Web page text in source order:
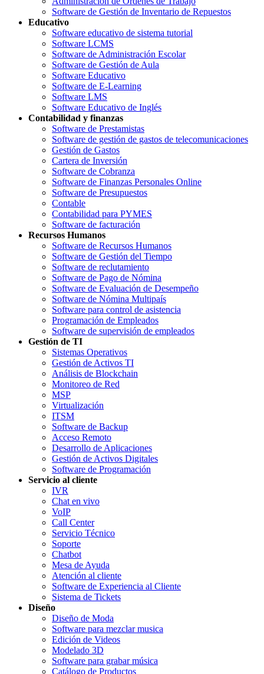
Software de Gestión de Inventario de Repuestos
Educativo
Software educativo de sistema tutorial
Software LCMS
Software de Administración Escolar
Software de Gestión de Aula
Software Educativo
Software de E-Learning
Software LMS
Software Educativo de Inglés
Contabilidad y finanzas
Software de Prestamistas
Software de gestión de gastos de telecomunicaciones
Gestión de Gastos
Cartera de Inversión
Software de Cobranza
Software de Finanzas Personales Online
Software de Presupuestos
Contable
Contabilidad para PYMES
Software de facturación
Recursos Humanos
Software de Recursos Humanos
Software de Gestión del Tiempo
Software de reclutamiento
Software de Pago de Nómina
Software de Evaluación de Desempeño
Software de Nómina Multipaís
Software para control de asistencia
Programación de Empleados
Software de supervisión de empleados
Gestión de TI
Sistemas Operativos
Gestión de Activos TI
Análisis de Blockchain
Monitoreo de Red
MSP
Virtualización
ITSM
Software de Backup
Acceso Remoto
Desarrollo de Aplicaciones
Gestión de Activos Digitales
Software de Programación
Servicio al cliente
IVR
Chat en vivo
VoIP
Call Center
Servicio Técnico
Soporte
Chatbot
Mesa de Ayuda
Atención al cliente
Software de Experiencia al Cliente
Sistema de Tickets
Diseño
Diseño de Moda
Software para mezclar musica
Edición de Videos
Modelado 3D
Software para grabar música
Catálogo de Productos